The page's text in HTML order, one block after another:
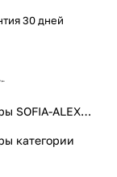
30 дней
Все товары SOFIA-ALEXANDRA
категории